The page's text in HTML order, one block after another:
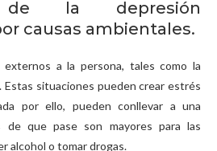
de la depresión
causas ambientales.
a la persona, tales como la
Estas situaciones pueden crear estrés
por ello, pueden conllevar a una
de que pase son mayores para las
alcohol o tomar drogas.